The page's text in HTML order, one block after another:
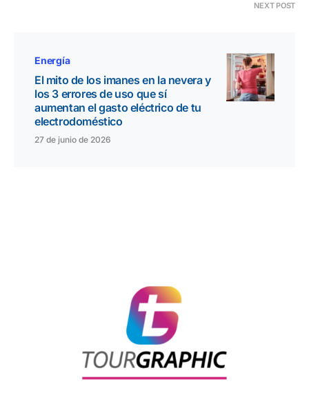
NEXT POST
Energía
El mito de los imanes en la nevera y
los 3 errores de uso que sí
aumentan el gasto eléctrico de tu
electrodoméstico
27 de junio de 2026